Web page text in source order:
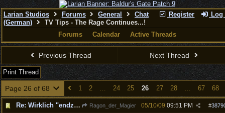
Register Log
Larian Studios Forums General
Chat
(German)
TV Tips - The Rage Continues...!
Forums
Calendar Active Threads
Previous Thread Next Thread
Print Thread
Page 26 of 68 1 2 … 24 25 26 27 28 … 67 68
Re: Wirklich "endzeitm��ig", oder was?! Ragon_der_Magier #
05/10/09 09:51 PM